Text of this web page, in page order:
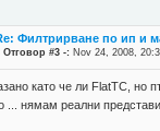
Филтрирване по ип и
Отговор #3 -: Nov 24, 2008,
като че ли FlatTC, но
... нямам реални